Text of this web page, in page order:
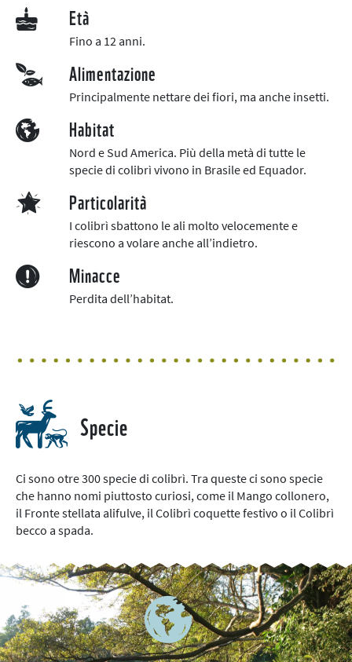
Età
Fino a 12 anni.
Alimentazione
Principalmente nettare dei fiori, ma anche insetti.
Habitat
Nord e Sud America. Più della metà di tutte le
specie di colibrì vivono in Brasile ed Equador.
Particolarità
I colibrì sbattono le ali molto velocemente e
riescono a volare anche all’indietro.
Minacce
Perdita dell’habitat.
Specie
Ci sono otre 300 specie di colibrì. Tra queste ci sono specie
che hanno nomi piuttosto curiosi, come il Mango collonero,
il Fronte stellata alifulve, il Colibrì coquette festivo o il Colibrì
becco a spada.